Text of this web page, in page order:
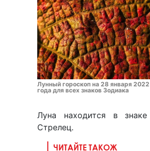
Лунный гороскоп на 28 января 2022
года для всех знаков Зодиака
Луна находится в знаке
Стрелец.
ЧИТАЙТЕ ТАКОЖ